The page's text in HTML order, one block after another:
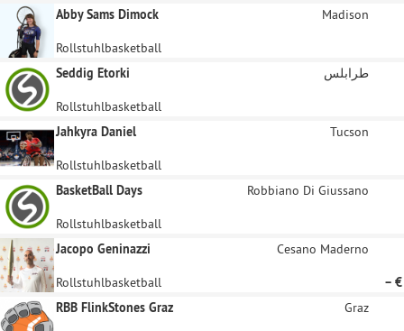
Unternehmen sichtbar
Abby Sams Dimock Madison
Rollstuhlbasketball
Seddig Etorki
طرابلس
Rollstuhlbasketball
Jahkyra Daniel
Tucson
Rollstuhlbasketball
BasketBall Days
Robbiano Di Giussano
Rollstuhlbasketball
Jacopo Geninazzi
Cesano Maderno
Rollstuhlbasketball
– €
RBB FlinkStones Graz
Graz